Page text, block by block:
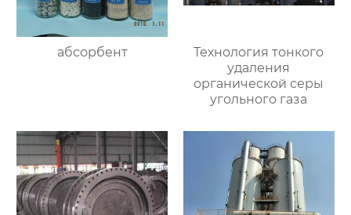
абсорбент
Технология тонкого
удаления
органической серы
угольного газа